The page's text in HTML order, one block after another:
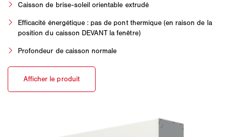
Caisson de brise-soleil orientable extrudé
Efficacité énergétique : pas de pont thermique (en raison de la
position du caisson DEVANT la fenêtre)
Profondeur de caisson normale